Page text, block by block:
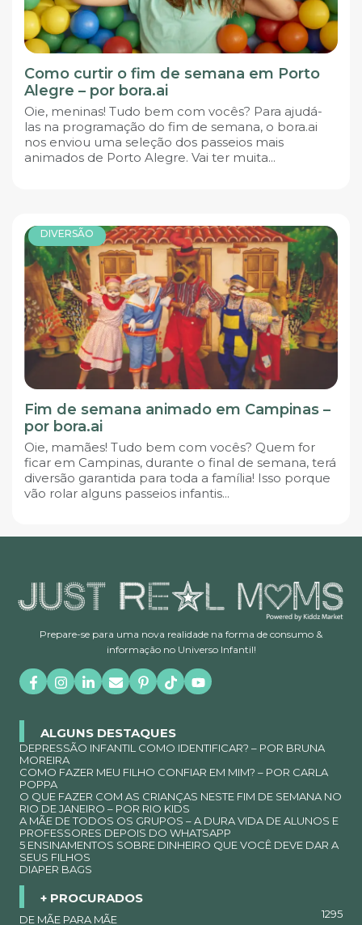
Como curtir o fim de semana em Porto
Alegre – por bora.ai
Oie, meninas! Tudo bem com vocês? Para ajudá-
las na programação do fim de semana, o bora.ai
nos enviou uma seleção dos passeios mais
animados de Porto Alegre. Vai ter muita...
DIVERSÃO
Fim de semana animado em Campinas –
por bora.ai
Oie, mamães! Tudo bem com vocês? Quem for
ficar em Campinas, durante o final de semana, terá
diversão garantida para toda a família! Isso porque
vão rolar alguns passeios infantis...
Prepare-se para uma nova realidade na forma de consumo &
informação no Universo Infantil!
ALGUNS DESTAQUES
DEPRESSÃO INFANTIL COMO IDENTIFICAR? – POR BRUNA
MOREIRA
COMO FAZER MEU FILHO CONFIAR EM MIM? – POR CARLA
POPPA
O QUE FAZER COM AS CRIANÇAS NESTE FIM DE SEMANA NO
RIO DE JANEIRO – POR RIO KIDS
A MÃE DE TODOS OS GRUPOS – A DURA VIDA DE ALUNOS E
PROFESSORES DEPOIS DO WHATSAPP
5 ENSINAMENTOS SOBRE DINHEIRO QUE VOCÊ DEVE DAR A
SEUS FILHOS
DIAPER BAGS
+ PROCURADOS
DE MÃE PARA MÃE 1295